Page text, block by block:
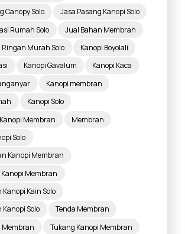
Canopy Solo
Jasa Pasang Kanopi Solo
Rumah Solo
Jual Bahan Membran
Ringan Murah Solo
Kanopi Boyolali
Kanopi Gavalum
Kanopi Kaca
Kanopi membran
Kanopi Solo
Membran
Membran
Solo
Kanopi Membran
Membran
Kain Solo
Solo
Tenda Membran
Membran
Tukang Kanopi Membran